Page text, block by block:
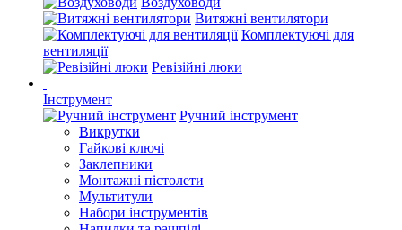
Витяжні вентилятори
Комплектуючі для
вентиляції
Ревізійні люки
Інструмент
Ручний інструмент
Викрутки
Гайкові ключі
Заклепники
Монтажні пістолети
Мультитули
Набори інструментів